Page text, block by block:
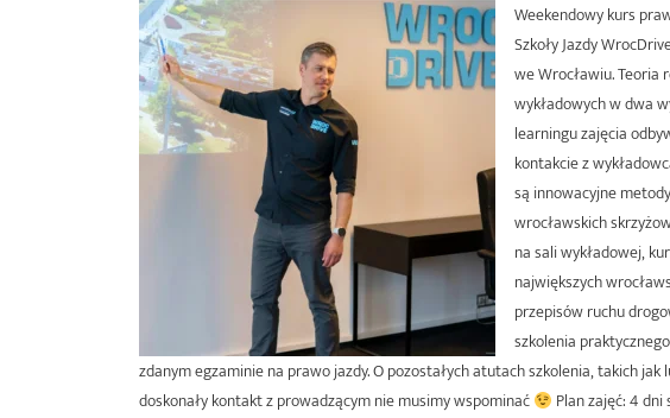
Weekendowy kurs
Szkoły Jazdy
we Wrocławiu.
wykładowych w dwa
learningu zajęcia
kontakcie z
są innowacyjne
wrocławskich
na sali wykładowej,
największych
przepisów ruchu
szkolenia
zdanym egzaminie na prawo jazdy.O pozostałych atutach szkolenia, takich
doskonały kontakt z prowadzącym nie musimy wspominać
Plan zajęć:4 dni